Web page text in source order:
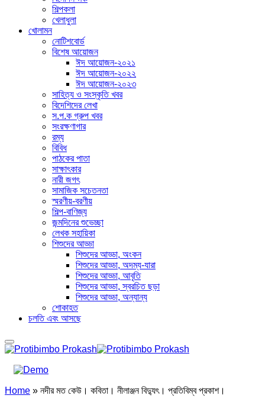
শিল্পকলা
খেলাধুলা
খোলামন
নোটিশবোর্ড
বিশেষ আয়োজন
ঈদ আয়োজন-২০২১
ঈদ আয়োজন-২০২২
ঈদ আয়োজন-২০২৩
সাহিত্য ও সংস্কৃতি খবর
বিদেশিদের লেখা
স.প.ক গ্রুপ খবর
সংরক্ষণাগার
রম্য
বিবিধ
পাঠকের পাতা
সাক্ষাৎকার
নারী জগৎ
সামাজিক সচেতনতা
স্মরণীয়-বরণীয়
শিল্প-বাণিজ্য
জন্মদিনের শুভেচ্ছা
লেখক সহায়িকা
শিশুদের আড্ডা
শিশুদের আড্ডা, অংকন
শিশুদের আড্ডা, অদম্য-যারা
শিশুদের আড্ডা, আবৃতি
শিশুদের আড্ডা, স্বরচিত ছড়া
শিশুদের আড্ডা, অন্যান্য
শোকাহত
চলতি এবং আসছে
Home » নদীর মত কেউ। কবিতা। নীলাঞ্জন বিদ্যুৎ। প্রতিবিম্ব প্রকাশ।